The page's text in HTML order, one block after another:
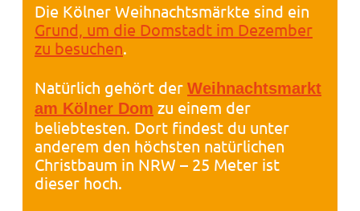
Die Kölner Weihnachtsmärkte sind ein
Grund, um die Domstadt im Dezember
zu besuchen.
Natürlich gehört der Weihnachtsmarkt
am Kölner Dom zu einem der
beliebtesten. Dort findest du unter
anderem den höchsten natürlichen
Christbaum in NRW – 25 Meter ist
dieser hoch.